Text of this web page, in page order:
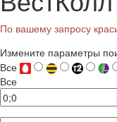
По вашему запросу
Измените параметры
Все
Все